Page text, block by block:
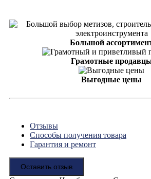
Большой
Грамотные
Выгодные цены
Отзывы
Способы получения товара
Гарантия и ремонт
Оставить отзыв